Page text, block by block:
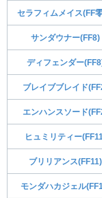
セラフィムメイス(FF
サンダウナー(FF8)
ディフェンダー
ブレイブブレイド
エンハンスソード
ヒュミリティー
ブリリアンス(FF11)
モンダハカジェル